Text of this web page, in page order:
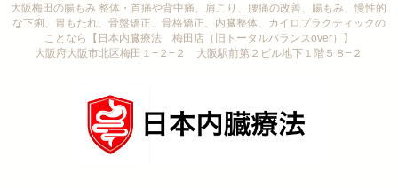
大阪梅田の腸もみ 整体・首痛や背中痛、肩こり、腰痛の改善、腸もみ、慢性的
な下痢、胃もたれ、骨盤矯正、骨格矯正、内臓整体、カイロプラクティックの
ことなら【日本内臓療法 梅田店（旧トータルバランスover）】
大阪府大阪市北区梅田１−２−２ 大阪駅前第２ビル地下１階５８−２